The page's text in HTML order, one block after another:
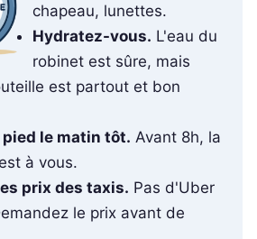
chapeau, lunettes.
Hydratez-vous. L'eau du
robinet est sûre, mais
est partout et bon
pied le matin tôt. Avant 8h, la
à vous.
prix des taxis. Pas d'Uber
le prix avant de